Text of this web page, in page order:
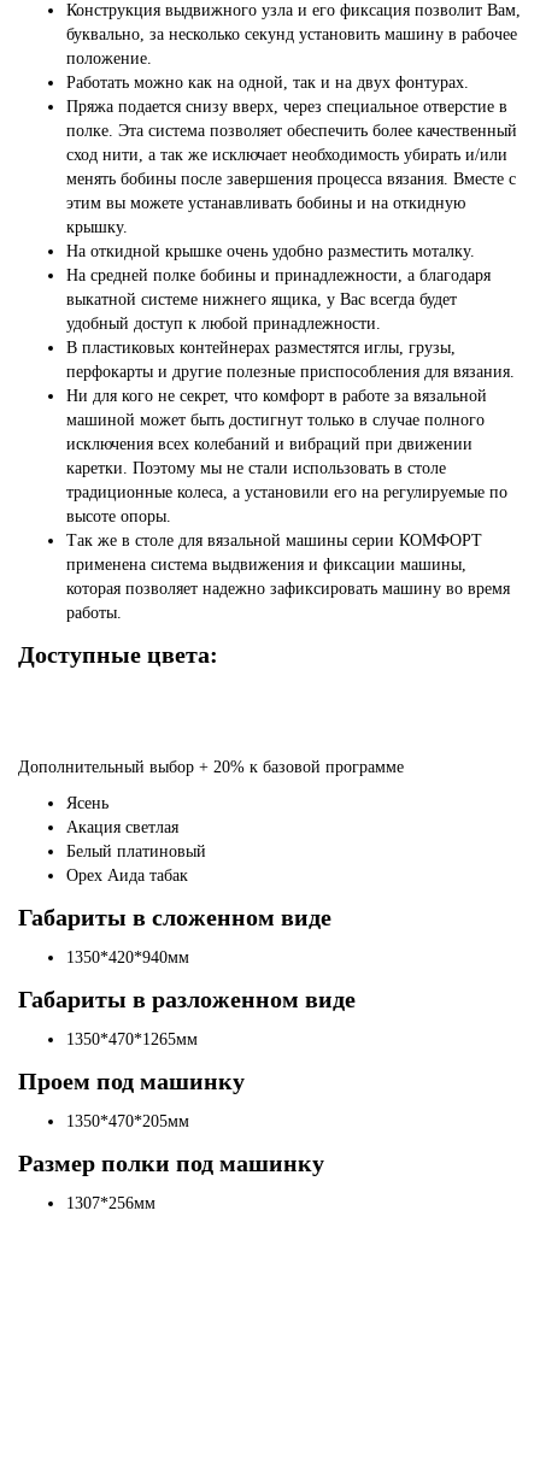
Конструкция выдвижного узла и его фиксация позволит Вам,
буквально, за несколько секунд установить машину в рабочее
положение.
Работать можно как на одной, так и на двух фонтурах.
Пряжа подается снизу вверх, через специальное отверстие в
полке. Эта система позволяет обеспечить более качественный
сход нити, а так же исключает необходимость убирать и/или
менять бобины после завершения процесса вязания. Вместе с
этим вы можете устанавливать бобины и на откидную
крышку.
На откидной крышке очень удобно разместить моталку.
На средней полке бобины и принадлежности, а благодаря
выкатной системе нижнего ящика, у Вас всегда будет
удобный доступ к любой принадлежности.
В пластиковых контейнерах разместятся иглы, грузы,
перфокарты и другие полезные приспособления для вязания.
Ни для кого не секрет, что комфорт в работе за вязальной
машиной может быть достигнут только в случае полного
исключения всех колебаний и вибраций при движении
каретки. Поэтому мы не стали использовать в столе
традиционные колеса, а установили его на регулируемые по
высоте опоры.
Так же в столе для вязальной машины серии КОМФОРТ
применена система выдвижения и фиксации машины,
которая позволяет надежно зафиксировать машину во время
работы.
Доступные цвета:
Дополнительный выбор + 20% к базовой программе
Ясень
Акация светлая
Белый платиновый
Орех Аида табак
Габариты в сложенном виде
1350*420*940мм
Габариты в разложенном виде
1350*470*1265мм
Проем под машинку
1350*470*205мм
Размер полки под машинку
1307*256мм